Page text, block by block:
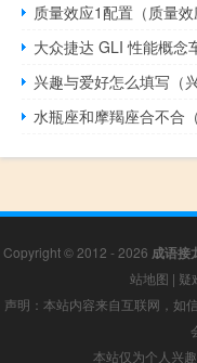
质量效应1配置（质量效
大众捷达 GLI 性能概念
兴趣与爱好怎么填写（
水瓶座和摩羯座合不合
Copyright © 2012 - 2026 成语接
站地图 | 疑
声明：本站内容来自互联网，如
本站仅为个人兴